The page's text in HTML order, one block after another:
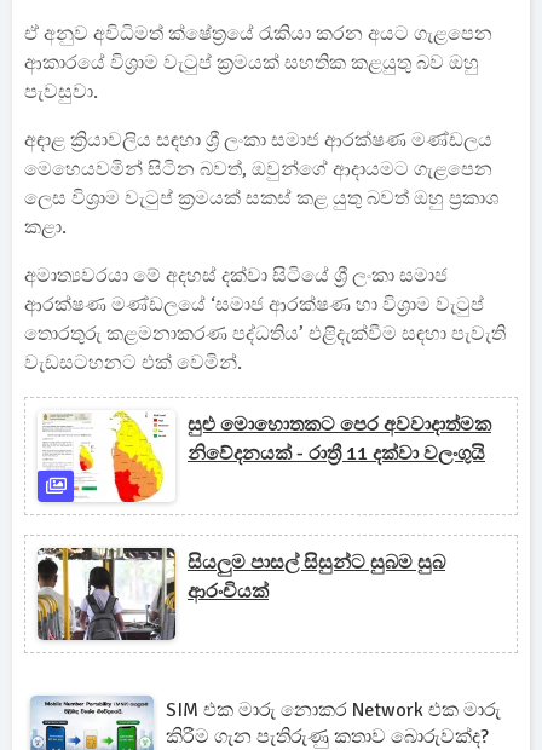
ඒ අනුව අවිධිමත් ක්ෂේත්‍රයේ රැකියා කරන අයට ගැළපෙන
ආකාරයේ විශ්‍රාම වැටුප් ක්‍රමයක් සහතික කළයුතු බව ඔහු
පැවසුවා.
අඳාළ ක්‍රියාවලිය සඳහා ශ්‍රී ලංකා සමාජ ආරක්ෂණ මණ්ඩලය
මෙහෙයවමින් සිටින බවත්, ඔවුන්ගේ ආදායමට ගැළපෙන
ලෙස විශ්‍රාම වැටුප් ක්‍රමයක් සකස් කළ යුතු බවත් ඔහු ප්‍රකාශ
කළා.
අමාත්‍යවරයා මේ අදහස් දක්වා සිටියේ ශ්‍රී ලංකා සමාජ
ආරක්ෂණ මණ්ඩලයේ ‘සමාජ ආරක්ෂණ හා විශ්‍රාම වැටුප්
තොරතුරු කළමනාකරණ පද්ධතිය’ එළිදැක්වීම සඳහා පැවැති
වැඩසටහනට එක් වෙමින්.
සුළු මොහොතකට පෙර අවවාදාත්මක
නිවේදනයක් - රාත්‍රී 11 දක්වා වලංගුයි
සියලුම පාසල් සිසුන්ට සුබම සුබ
ආරංචියක්
SIM එක මාරු නොකර Network එක මාරු
කිරීම ගැන පැතිරුණු කතාව බොරුවක්ද?